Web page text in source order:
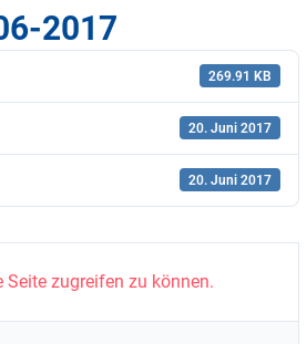
2017
269.91 KB
20. Juni 2017
20. Juni 2017
zugreifen zu können.